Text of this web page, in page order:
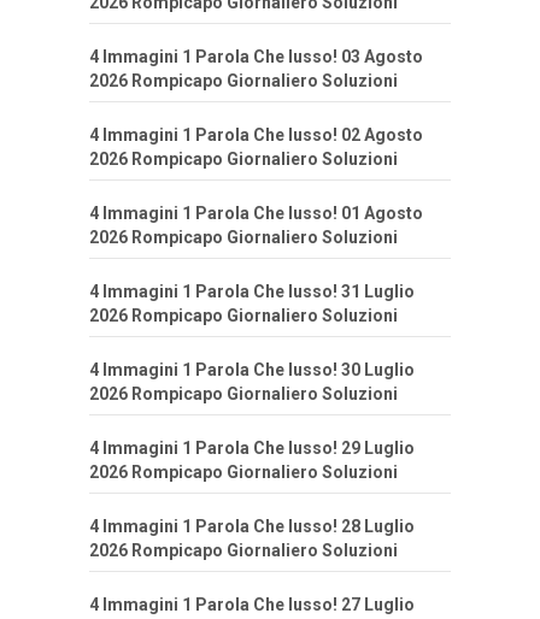
4 Immagini 1 Parola Che lusso! 03 Agosto
2026 Rompicapo Giornaliero Soluzioni
4 Immagini 1 Parola Che lusso! 02 Agosto
2026 Rompicapo Giornaliero Soluzioni
4 Immagini 1 Parola Che lusso! 01 Agosto
2026 Rompicapo Giornaliero Soluzioni
4 Immagini 1 Parola Che lusso! 31 Luglio
2026 Rompicapo Giornaliero Soluzioni
4 Immagini 1 Parola Che lusso! 30 Luglio
2026 Rompicapo Giornaliero Soluzioni
4 Immagini 1 Parola Che lusso! 29 Luglio
2026 Rompicapo Giornaliero Soluzioni
4 Immagini 1 Parola Che lusso! 28 Luglio
2026 Rompicapo Giornaliero Soluzioni
4 Immagini 1 Parola Che lusso! 27 Luglio